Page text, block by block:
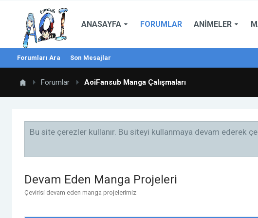
ANASAYFA FORUMLAR
Forumları Ara Son Mesajlar
ANIMELER
Forumlar AoiFansub Manga Çalışmaları
Bu site çerezler kullanır. Bu siteyi kullanmaya devam ederek
Devam Eden Manga Projeleri
Çevirisi devam eden manga projelerimiz